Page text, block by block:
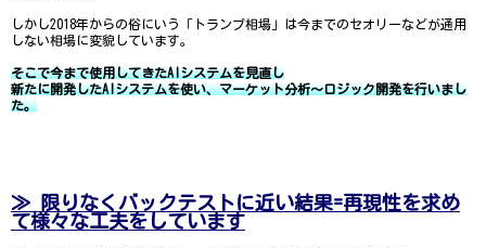
しかし2018年からの俗にいう「トランプ相場」は今までのセオリーなどが通用
しない相場に変貌しています。
そこで今まで使用してきたAIシステムを見直し
新たに開発したAIシステムを使い、マーケット分析～ロジック開発を行いまし
た。
≫ 限りなくバックテストに近い結果=再現性を求め
て様々な工夫をしています